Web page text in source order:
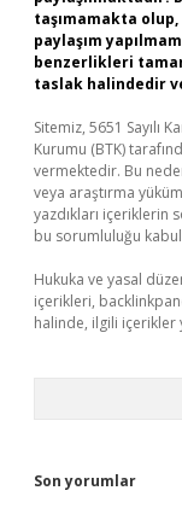
taşımamakta
paylaşım
benzerlikleri
taslak halindedir
Sitemiz, 5651 Sayılı
Kurumu (BTK)
vermektedir. Bu
veya araştırma
yazdıkları içeriklerin
bu sorumluluğu kabul
Hukuka ve yasal
içerikleri,
halinde, ilgili içerikler
Son yorumlar